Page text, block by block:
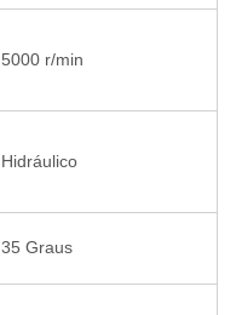
5000 r/min
Hidráulico
35 Graus